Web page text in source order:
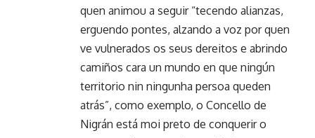
quen animou a seguir “tecendo alianzas,
erguendo pontes, alzando a voz por quen
ve vulnerados os seus dereitos e abrindo
camiños cara un mundo en que ningún
territorio nin ningunha persoa queden
atrás”, como exemplo, o Concello de
Nigrán está moi preto de conquerir o